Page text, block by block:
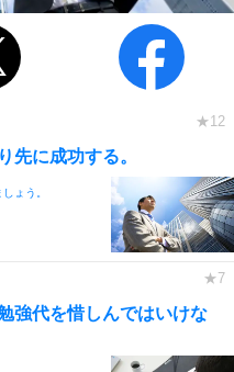
先に成功する。
ょう。
強代を惜しんではいけな